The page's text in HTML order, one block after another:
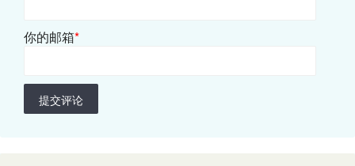
你的邮箱*
提交评论